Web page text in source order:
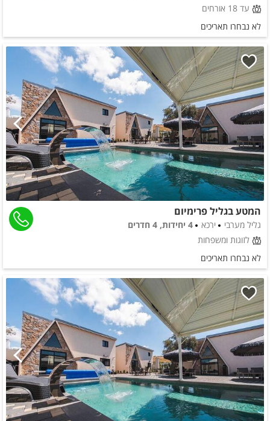
עד 18 אורחים
לא נבחרו תאריכים
המטע בגליל פרימיום
גליל מערבי ירכא
4 יחידות, 4 חדרים
לזוגות ומשפחות
לא נבחרו תאריכים